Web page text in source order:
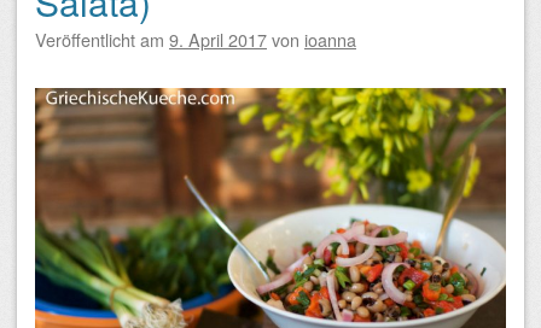
Veröffentlicht am 9. April 2017von ioanna